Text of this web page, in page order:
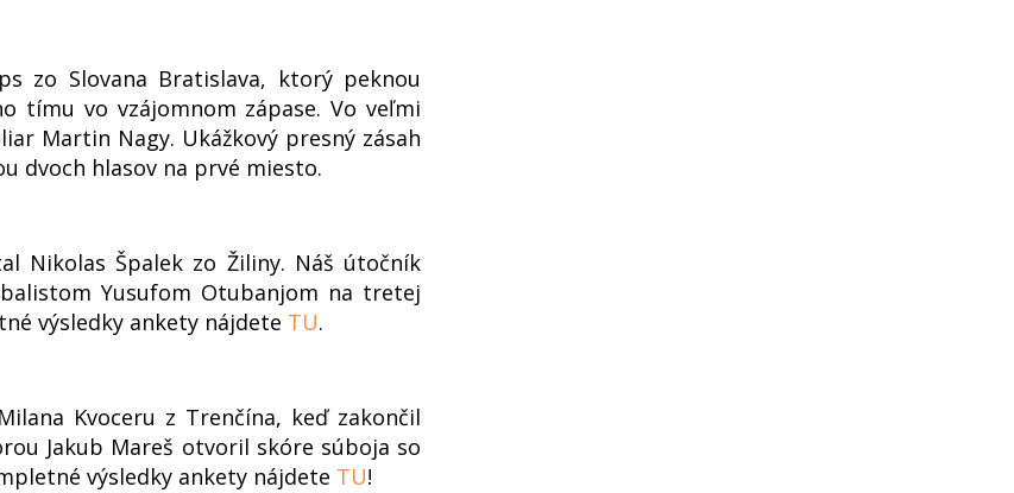
zo Slovana Bratislava, ktorý peknou
tímu vo vzájomnom zápase. Vo veľmi
Martin Nagy. Ukážkový presný zásah
dvoch hlasov na prvé miesto.
Nikolas Špalek zo Žiliny. Náš útočník
Yusufom Otubanjom na tretej
výsledky ankety nájdete TU.
Kvoceru z Trenčína, keď zakončil
Jakub Mareš otvoril skóre súboja so
výsledky ankety nájdete TU!